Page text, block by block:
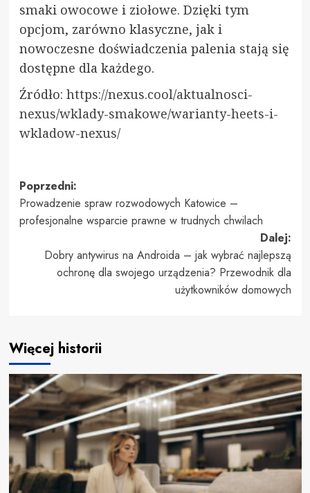
smaki owocowe i ziołowe. Dzięki tym
opcjom, zarówno klasyczne, jak i
nowoczesne doświadczenia palenia stają się
dostępne dla każdego.
Źródło: https://nexus.cool/aktualnosci-
nexus/wklady-smakowe/warianty-heets-i-
wkladow-nexus/
Zobacz
wpisy
Poprzedni:
Prowadzenie spraw rozwodowych Katowice –
profesjonalne wsparcie prawne w trudnych chwilach
Dalej:
Dobry antywirus na Androida – jak wybrać najlepszą
ochronę dla swojego urządzenia? Przewodnik dla
użytkowników domowych
Więcej historii